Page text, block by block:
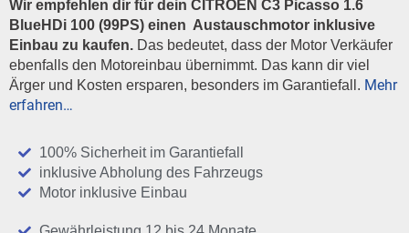
Wir empfehlen dir für dein CITROËN C3 Picasso 1.6
BlueHDi 100 (99PS) einen Austauschmotor inklusive
Einbau zu kaufen. Das bedeutet, dass der Motor Verkäufer
ebenfalls den Motoreinbau übernimmt. Das kann dir viel
Ärger und Kosten ersparen, besonders im Garantiefall. Mehr
erfahren…
100% Sicherheit im Garantiefall
inklusive Abholung des Fahrzeugs
Motor inklusive Einbau